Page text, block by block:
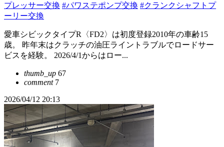
プレッサー交換 #パワステポンプ交換 #クランクシャフトプ
ーリー交換
愛車シビックタイプR〈FD2〉は初度登録2010年の車齢15
歳。 昨年末はクラッチの油圧ライントラブルでロードサー
ビスを経験。 2026/4/1からはロー...
thumb_up 67
comment7
2026/04/12 20:13